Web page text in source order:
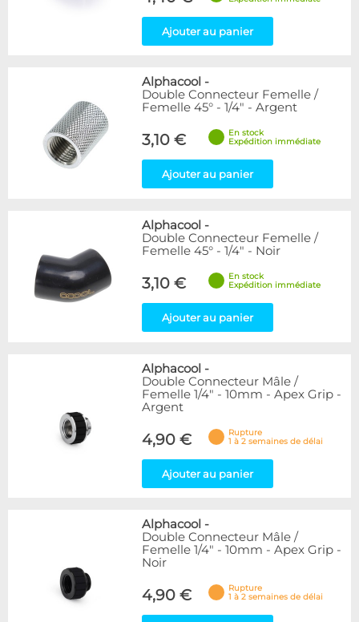
Ajouter au panier
Alphacool -
Double Connecteur Femelle /
Femelle 45° - 1/4" - Argent
3,10 €
En stock
Expédition immédiate
Ajouter au panier
Alphacool -
Double Connecteur Femelle /
Femelle 45° - 1/4" - Noir
3,10 €
En stock
Expédition immédiate
Ajouter au panier
Alphacool -
Double Connecteur Mâle /
Femelle 1/4" - 10mm - Apex Grip -
Argent
4,90 €
Rupture
1 à 2 semaines de délai
Ajouter au panier
Alphacool -
Double Connecteur Mâle /
Femelle 1/4" - 10mm - Apex Grip -
Noir
4,90 €
Rupture
1 à 2 semaines de délai